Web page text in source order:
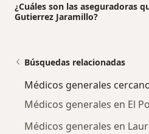
¿Cuáles son las aseguradoras
Gutierrez Jaramillo?
Búsquedas relacionadas
Médicos generales
Médicos generales en El
Médicos generales en